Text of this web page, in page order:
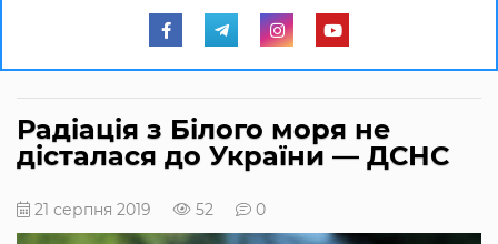
Радіація з Білого моря не
дісталася до України — ДСНС
21 серпня 2019 52 0